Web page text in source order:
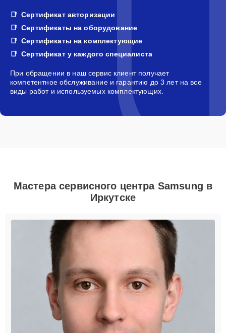
Сертификат авторизации
Сертификаты на оборудование
Сертификаты на комплектующие
Сертификат у каждого специалиста
При обращении в наш сервис клиент получает
компетентное обслуживание и гарантию до 3 лет на все
виды работ и используемых комплектующих.
Мастера сервисного центра Samsung в
Иркутске